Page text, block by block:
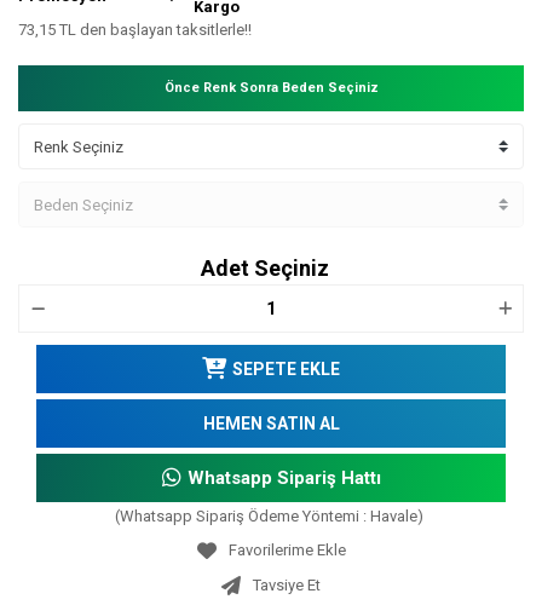
Kargo
73,15 TL den başlayan taksitlerle!!
Önce Renk Sonra Beden Seçiniz
Adet Seçiniz
SEPETE EKLE
HEMEN SATIN AL
Whatsapp Sipariş Hattı
(Whatsapp Sipariş Ödeme Yöntemi : Havale)
Tavsiye Et